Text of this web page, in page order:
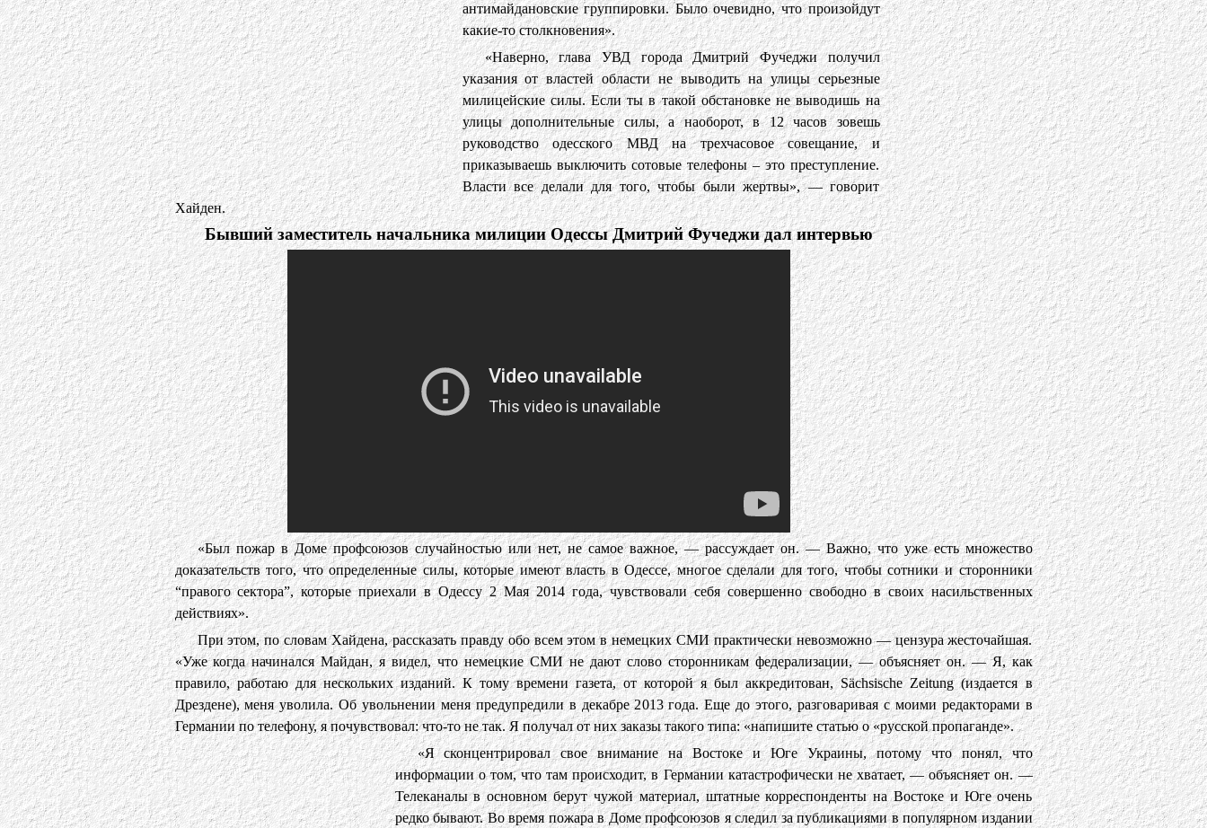
антимайдановские группировки. Было очевидно, что произойдут
какие-то столкновения».
«Наверно, глава УВД города Дмитрий Фучеджи получил
указания от властей области не выводить на улицы серьезные
милицейские силы. Если ты в такой обстановке не выводишь на
улицы дополнительные силы, а наоборот, в 12 часов зовешь
руководство одесского МВД на трехчасовое совещание, и
приказываешь выключить сотовые телефоны – это преступление.
Власти все делали для того, чтобы были жертвы», — говорит
Хайден.
Бывший заместитель начальника милиции Одессы Дмитрий Фучеджи дал интервью
«Был пожар в Доме профсоюзов случайностью или нет, не самое важное, — рассуждает он. — Важно, что уже есть множество
доказательств того, что определенные силы, которые имеют власть в Одессе, многое сделали для того, чтобы сотники и сторонники
“правого сектора”, которые приехали в Одессу 2 Мая 2014 года, чувствовали себя совершенно свободно в своих насильственных
действиях».
При этом, по словам Хайдена, рассказать правду обо всем этом в немецких СМИ практически невозможно — цензура жесточайшая.
«Уже когда начинался Майдан, я видел, что немецкие СМИ не дают слово сторонникам федерализации, — объясняет он. — Я, как
правило, работаю для нескольких изданий. К тому времени газета, от которой я был аккредитован, Sächsische Zeitung (издается в
Дрездене), меня уволила. Об увольнении меня предупредили в декабре 2013 года. Еще до этого, разговаривая с моими редакторами в
Германии по телефону, я почувствовал: что-то не так. Я получал от них заказы такого типа: «напишите статью о «русской пропаганде».
«Я сконцентрировал свое внимание на Востоке и Юге Украины, потому что понял, что
информации о том, что там происходит, в Германии катастрофически не хватает, — объясняет он. —
Телеканалы в основном берут чужой материал, штатные корреспонденты на Востоке и Юге очень
редко бывают. Во время пожара в Доме профсоюзов я следил за публикациями в популярном издании